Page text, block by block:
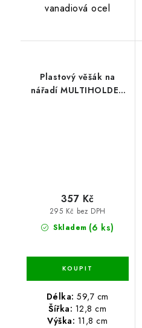
vanadiová ocel
Plastový věšák na
nářadí MULTIHOLDER
Skladem (6 ks)
295 Kč bez DPH
357 Kč
Délka: 59,7 cm
Šířka: 12,8 cm
Výška: 11,8 cm